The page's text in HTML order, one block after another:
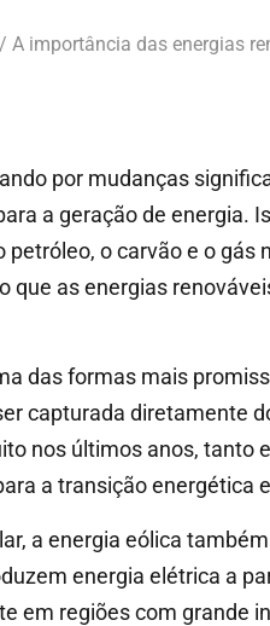
A importância das energias
por mudanças
a geração de energia.
petróleo, o carvão e o
que as energias
das formas mais
capturada diretamente
nos últimos anos, tanto
a transição energética
a energia eólica
energia elétrica a
em regiões com grande